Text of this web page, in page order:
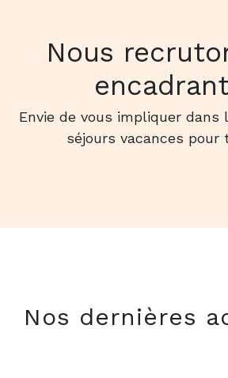
Nous
Envie de vous impliquer dans
séjours vacances pour
Nos dernières